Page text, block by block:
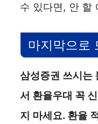
수 있다면, 안 할
마지막으로
삼성증권 쓰시는
서 환율우대 꼭
지 마세요. 환율